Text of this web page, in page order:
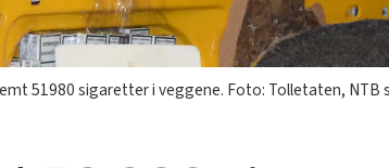
51980 sigaretter i veggene. Foto: Tolletaten, NTB